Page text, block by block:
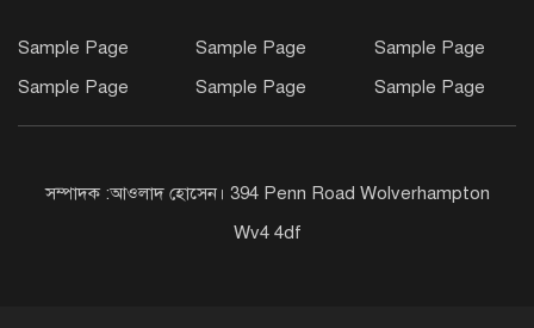
Sample Page Sample Page
Sample Page
Sample Page
Sample Page Sample Page
সম্পাদক :আওলাদ হোসেন। 394 Penn Road Wolverhampton
Wv4 4df